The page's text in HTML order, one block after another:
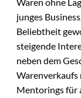
junges
Beliebtheit
steigende
neben dem
Warenverkaufs
Mentorings für